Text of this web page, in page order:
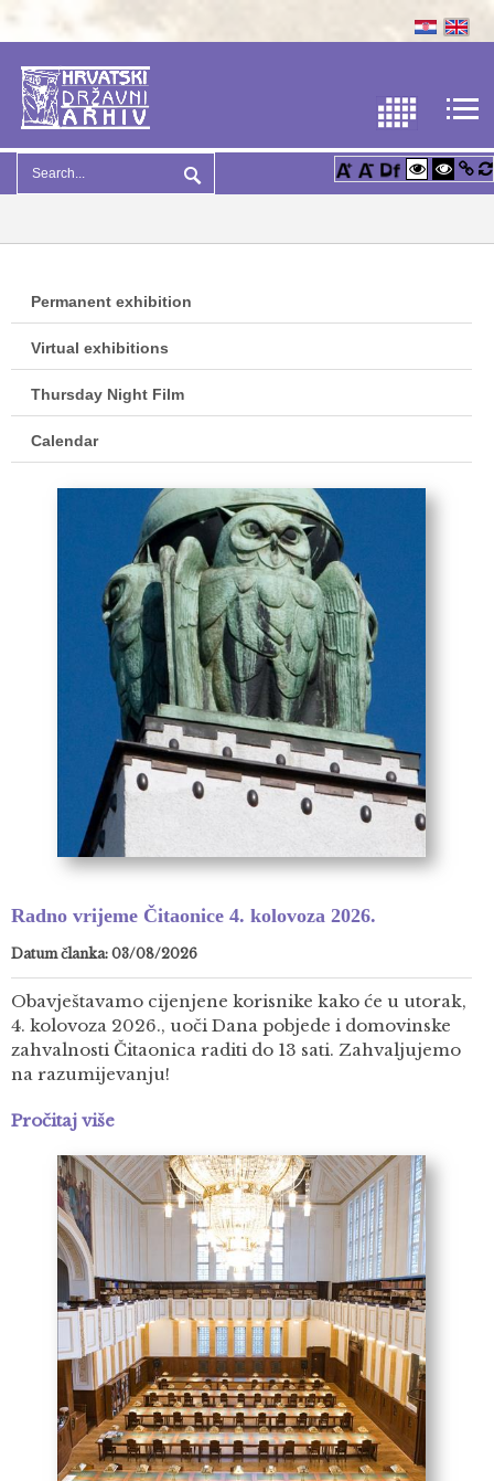
Permanent exhibition
Virtual exhibitions
Thursday Night Film
Calendar
Radno vrijeme Čitaonice 4. kolovoza 2026.
Datum članka: 03/08/2026
Obavještavamo cijenjene korisnike kako će u utorak,
4. kolovoza 2026., uoči Dana pobjede i domovinske
zahvalnosti Čitaonica raditi do 13 sati. Zahvaljujemo
na razumijevanju!
Pročitaj više